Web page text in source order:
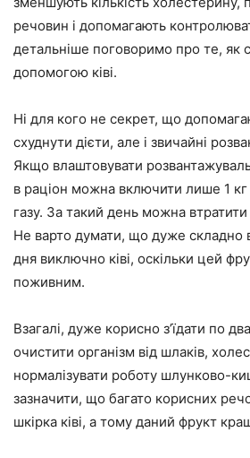
речовин і допомагають
детальніше поговоримо про те, як
допомогою ківі.
Ні для кого не секрет, що
схуднути дієти, але і звичайні
Якщо влаштовувати
в раціон можна включити лише 1 кг
газу. За такий день можна втратити
Не варто думати, що дуже складно
дня виключно ківі, оскільки цей
поживним.
Взагалі, дуже корисно з’їдати по
очистити організм від шлаків,
нормалізувати роботу шлунково-
зазначити, що багато корисних
шкірка ківі, а тому даний фрукт